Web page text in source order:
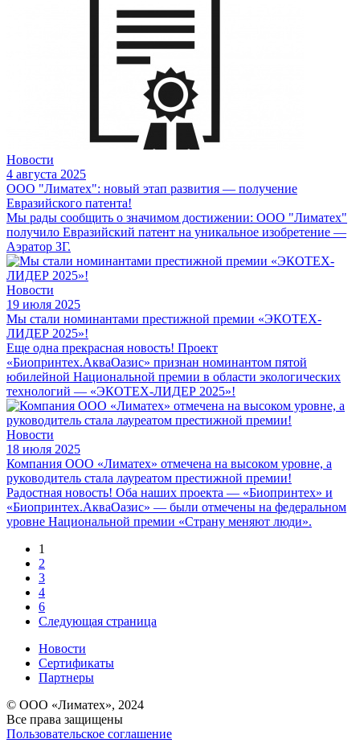
Новости
4 августа 2025
ООО "Лиматех": новый этап развития — получение
Евразийского патента!
Мы рады сообщить о значимом достижении: ООО "Лиматех"
получило Евразийский патент на уникальное изобретение —
Аэратор ЗГ.
Новости
19 июля 2025
Мы стали номинантами престижной премии «ЭКОТЕХ-
ЛИДЕР 2025»!
Еще одна прекрасная новость! Проект
«Биопринтех.АкваОазис» признан номинантом пятой
юбилейной Национальной премии в области экологических
технологий — «ЭКОТЕХ-ЛИДЕР 2025»!
Новости
18 июля 2025
Компания ООО «Лиматех» отмечена на высоком уровне, а
руководитель стала лауреатом престижной премии!
Радостная новость! Оба наших проекта — «Биопринтех» и
«Биопринтех.АкваОазис» — были отмечены на федеральном
уровне Национальной премии «Страну меняют люди».
1
2
3
4
6
Следующая страница
Новости
Сертификаты
Партнеры
© ООО «Лиматех», 2024
Все права защищены
Пользовательское соглашение